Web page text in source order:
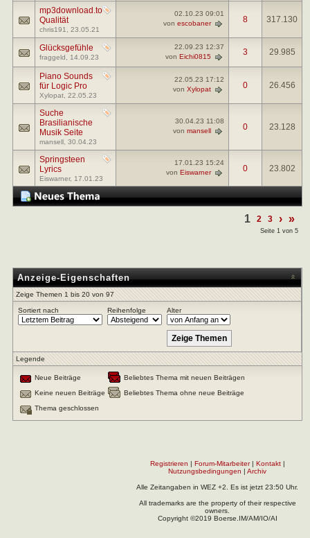
mp3download.to
Qualität
chris191 , 23.05.21
02.10.23 09:01
von escobaner 8 317.130
Glücksgefühle
fraggeld , 14.09.23
22.09.23 12:37
von Eichi0815 3 29.985
Piano Sounds
für Logic Pro
Xylopat , 22.05.23
22.05.23 17:12
von Xylopat 0 26.456
Suche
Brasilianische
Musik Seite
mansell , 30.04.23
30.04.23 11:08
von mansell 0 23.128
Springsteen
Lyrics
Eiswarner, 17.01.23
17.01.23 15:24
von Eiswarner 0 23.802
1 2 3 › »
Seite 1 von 5
Anzeige-Eigenschaften
Zeige Themen 1 bis 20 von 97
Sortiert nach Reihenfolge Alter
Legende
Neue Beiträge
Beliebtes Thema mit neuen Beiträgen
Keine neuen Beiträge
Beliebtes Thema ohne neue Beiträge
Thema geschlossen
Registrieren | Forum-Mitarbeiter| Kontakt|
Nutzungsbedingungen | Archiv
Alle Zeitangaben in WEZ +2. Es ist jetzt 23:50 Uhr.
All trademarks are the property of their respective
owners.
Copyright ©2019 Boerse.IM/AM/IO/AI